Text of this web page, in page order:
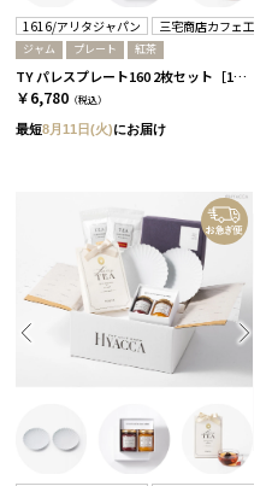
1616/アリタジャパン 三宅商店カフェ工房
ジャム プレート 紅茶
TY パレスプレート160 2枚セット［1616/アリタジャパン］+ジャムセット+紅茶
￥6,780 （税込）
最短8月11日(火)にお届け